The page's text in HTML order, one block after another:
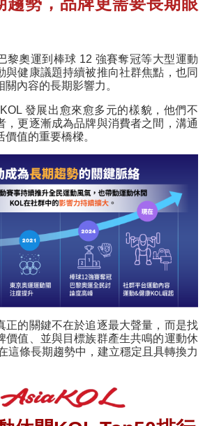
黎奧運到棒球 12 強賽奪冠等大型運動
與健康議題持續被推向社群焦點，也同
內容的長期影響力。
發展出愈來愈多元的樣貌，他們不
，更逐漸成為品牌與消費者之間，溝通
值的重要橋樑。
正的關鍵不在於追逐最大聲量，而是找
價值、並與目標族群產生共鳴的運動休
這條長期趨勢中，建立穩定且具轉換力